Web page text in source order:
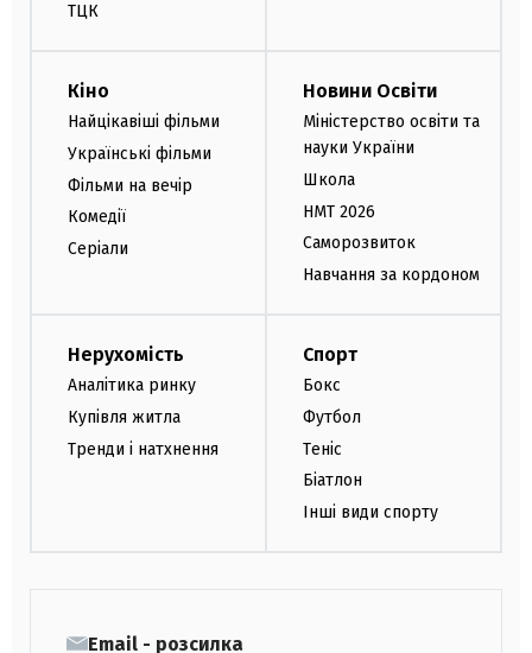
ТЦК
Кіно
Найцікавіші фільми
Українські фільми
Фільми на вечір
Комедії
Серіали
Новини Освіти
Міністерство освіти та
науки України
Школа
НМТ 2026
Саморозвиток
Навчання за кордоном
Нерухомість
Аналітика ринку
Купівля житла
Тренди і натхнення
Спорт
Бокс
Футбол
Теніс
Біатлон
Інші види спорту
Email - розсилка